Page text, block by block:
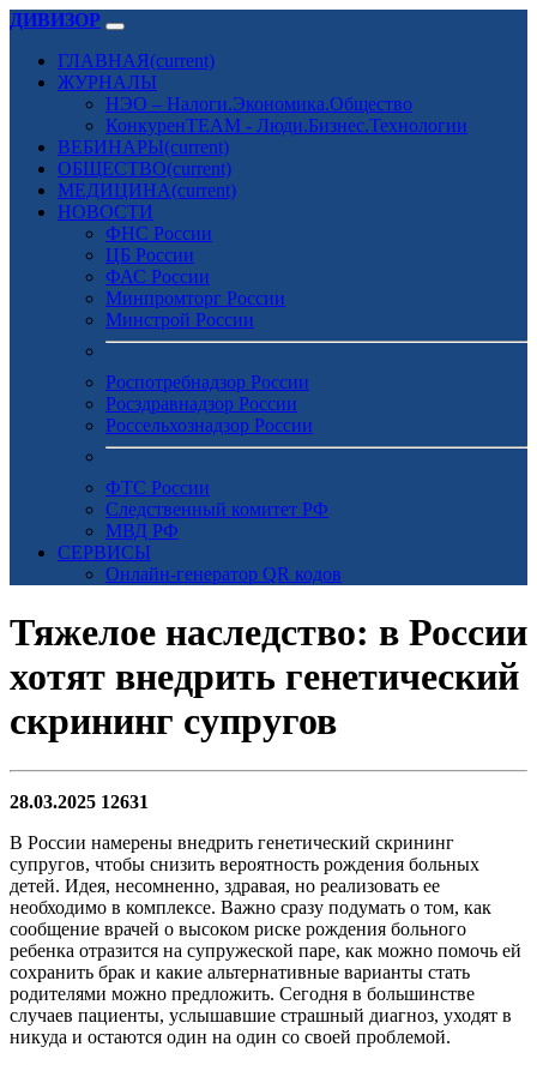
ДИВИЗОР
ГЛАВНАЯ(current)
ЖУРНАЛЫ
НЭО – Налоги.Экономика.Общество
КонкуренTEAM - Люди.Бизнес.Технологии
ВЕБИНАРЫ(current)
ОБЩЕСТВО(current)
МЕДИЦИНА(current)
НОВОСТИ
ФНС России
ЦБ России
ФАС России
Минпромторг России
Минстрой России
Роспотребнадзор России
Росздравнадзор России
Россельхознадзор России
ФТС России
Следственный комитет РФ
МВД РФ
СЕРВИСЫ
Онлайн-генератор QR кодов
Тяжелое наследство: в России
хотят внедрить генетический
скрининг супругов
28.03.2025 12631
В России намерены внедрить генетический скрининг
супругов, чтобы снизить вероятность рождения больных
детей. Идея, несомненно, здравая, но реализовать ее
необходимо в комплексе. Важно сразу подумать о том, как
сообщение врачей о высоком риске рождения больного
ребенка отразится на супружеской паре, как можно помочь ей
сохранить брак и какие альтернативные варианты стать
родителями можно предложить. Сегодня в большинстве
случаев пациенты, услышавшие страшный диагноз, уходят в
никуда и остаются один на один со своей проблемой.